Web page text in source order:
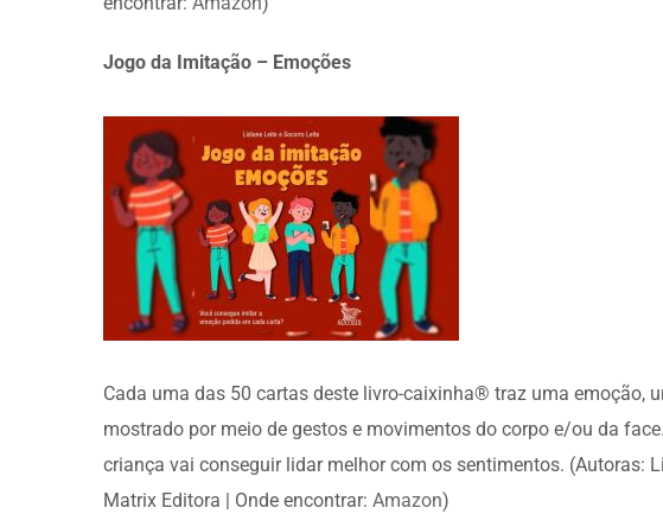
Jogo da Imitação – Emoções
Cada uma das 50 cartas deste livro-caixinha® traz uma emoção,
mostrado por meio de gestos e movimentos do corpo e/ou da
criança vai conseguir lidar melhor com os sentimentos. (Autoras:
Matrix Editora | Onde encontrar: Amazon)